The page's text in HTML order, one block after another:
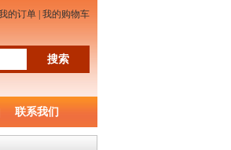
的订单| 我的购物车
联系我们